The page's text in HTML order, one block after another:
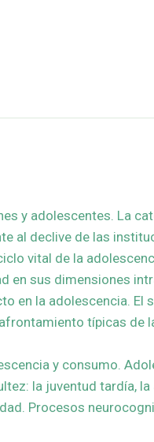
y adolescentes. La
al declive de las
vital de la
en sus dimensiones
en la adolescencia.
típicas de
y consumo.
la juventud tardía,
Procesos